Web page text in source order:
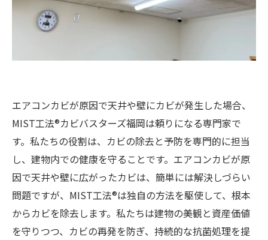
エアコンカビが原因で天井や壁にカビが発生した場合、
MIST工法®カビバスターズ福岡は頼りになる専門家で
す。私たちの役割は、カビの除去と予防を専門的に担当
し、建物内での健康を守ることです。エアコンカビが原
因で天井や壁に広がったカビは、簡単には解決しづらい
問題ですが、MIST工法®は独自の方法を駆使して、根本
からカビを除去します。私たちは建物の美観と資産価値
を守りつつ、カビの再発を防ぎ、持続的な抗菌処理を提